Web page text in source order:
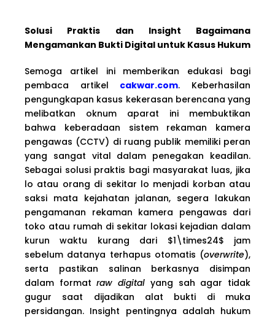
Solusi Praktis dan Insight Bagaimana
Mengamankan Bukti Digital untuk Kasus Hukum
Semoga artikel ini memberikan edukasi bagi
pembaca artikel cakwar.com. Keberhasilan
pengungkapan kasus kekerasan berencana yang
melibatkan oknum aparat ini membuktikan
bahwa keberadaan sistem rekaman kamera
pengawas (CCTV) di ruang publik memiliki peran
yang sangat vital dalam penegakan keadilan.
Sebagai solusi praktis bagi masyarakat luas, jika
lo atau orang di sekitar lo menjadi korban atau
saksi mata kejahatan jalanan, segera lakukan
pengamanan rekaman kamera pengawas dari
toko atau rumah di sekitar lokasi kejadian dalam
kurun waktu kurang dari $1\times24$ jam
sebelum datanya terhapus otomatis (overwrite),
serta pastikan salinan berkasnya disimpan
dalam formatraw digital yang sah agar tidak
gugur saat dijadikan alat bukti di muka
persidangan. Insight pentingnya adalah hukum